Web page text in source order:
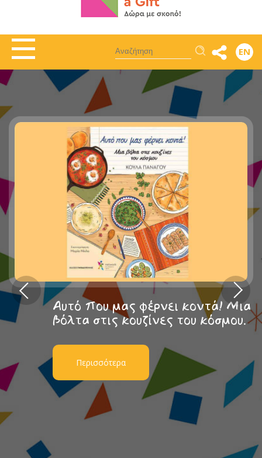
Αναζήτηση EN
Αυτό που μας φέρνει κοντά! Μια
βόλτα στις κουζίνες του κόσμου.
Περισσότερα